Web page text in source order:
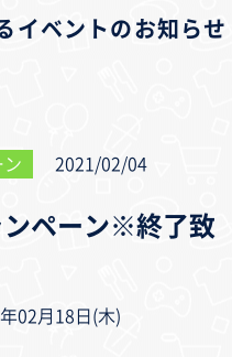
イベントのお知らせ
ン 2021/02/04
ンペーン※終了致
02月18日(木)